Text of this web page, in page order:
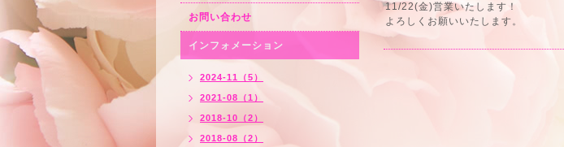
11/22(金)営業いたします！
よろしくお願いいたします。
お問い合わせ
インフォメーション
2024-11（5）
2021-08（1）
2018-10（2）
2018-08（2）